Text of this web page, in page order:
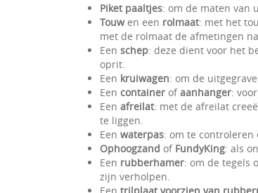
Piket paaltjes: om de maten van
Touwen een rolmaat: met het
met de rolmaat de afmetingen
Een schep: deze dient voor het
oprit.
Een kruiwagen: om de
Een container ofaanhanger:
Een afreilat: met de afreilat
te liggen.
Een waterpas: om te controleren
Ophoogzand of FundyKing: als
Een rubberhamer: om de tegels
zijn verholpen.